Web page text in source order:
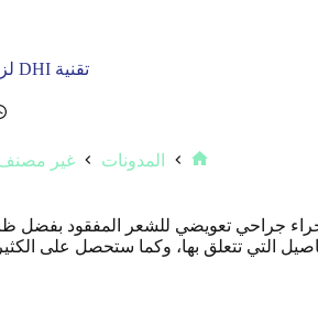
تقنية DHI لزراعة الشعر في تركيا
المدونات غير
التي تتعلق بها، وكما ستحصل على